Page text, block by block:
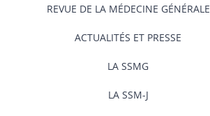
REVUE DE LA MÉDECINE GÉNÉRALE
ACTUALITÉS ET PRESSE
LA SSMG
LA SSM-J